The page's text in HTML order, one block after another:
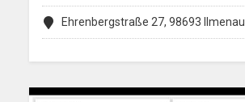
Ehrenbergstraße 27, 98693 Ilmenau